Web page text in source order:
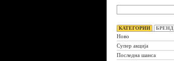
КАТЕГОРИИ БРЕНД
Ново
Супер акција
Последна шанса